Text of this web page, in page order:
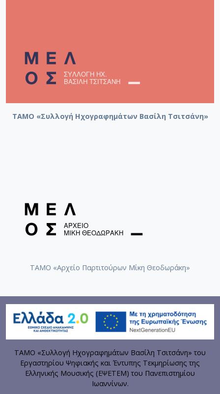
ΤΑΜΟ «Συλλογή Ηχογραφημάτων Βασίλη Τσιτσάνη»
ΤΑΜΟ «Αρχείο Παρτιτούρων Μίκη Θεοδωράκη»
ΤΑΜΟ «Συλλογή Ηχογραφημάτων Βασίλη Τσιτσάνη» του
Εργαστηρίου Ψηφιακής και Έντυπης Τεκμηρίωσης της
Ελληνικής Μουσικής (ΕΨΕΤΕΜ) του Πανεπιστημίου
Ιωαννίνων.